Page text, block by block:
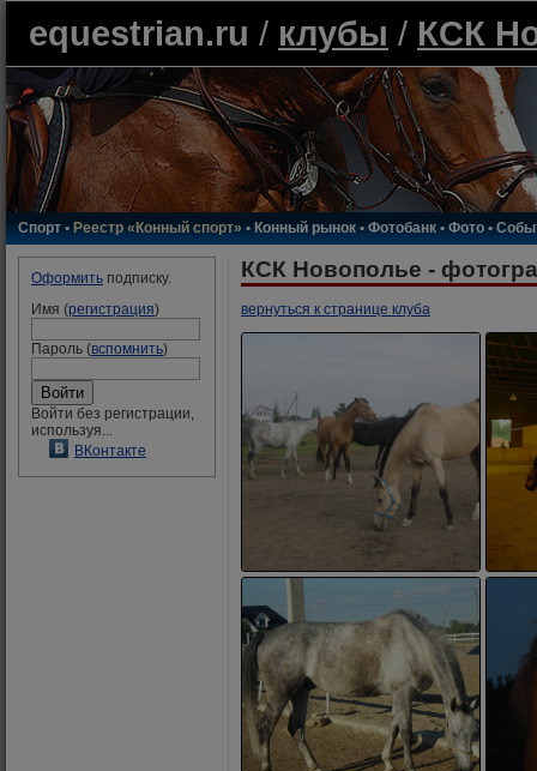
equestrian.ru / клубы / КСК
Спорт • Реестр «Конный спорт» • Конный рынок • Фотобанк • Фото •
Оформить подписку.
Имя (регистрация)
Пароль (вспомнить)
Войти без регистрации,
используя...
ВКонтакте
КСК Новополье -
вернуться к странице клуба
Liana_Hey
8 сентября 2007, 15:25